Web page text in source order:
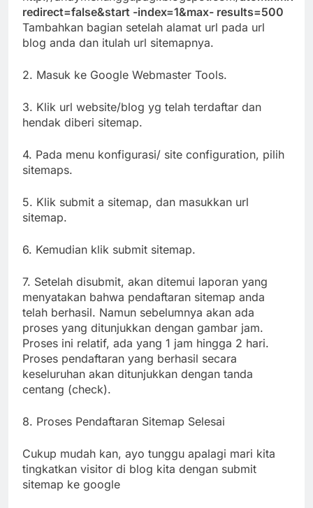
redirect=false&start -index=1&max- results=500
Tambahkan bagian setelah alamat url pada url
blog anda dan itulah url sitemapnya.
2. Masuk ke Google Webmaster Tools.
3. Klik url website/blog yg telah terdaftar dan
hendak diberi sitemap.
4. Pada menu konfigurasi/ site configuration, pilih
sitemaps.
5. Klik submit a sitemap, dan masukkan url
sitemap.
6. Kemudian klik submit sitemap.
7. Setelah disubmit, akan ditemui laporan yang
menyatakan bahwa pendaftaran sitemap anda
telah berhasil. Namun sebelumnya akan ada
proses yang ditunjukkan dengan gambar jam.
Proses ini relatif, ada yang 1 jam hingga 2 hari.
Proses pendaftaran yang berhasil secara
keseluruhan akan ditunjukkan dengan tanda
centang (check).
8. Proses Pendaftaran Sitemap Selesai
Cukup mudah kan, ayo tunggu apalagi mari kita
tingkatkan visitor di blog kita dengan submit
sitemap ke google